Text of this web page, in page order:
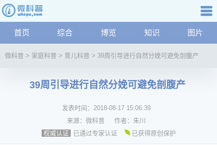
科普知识 航
首页 综合 博览 知识 图片
微科普 > 家庭科普 > 育儿科普 > 39周引导进行自然分娩可避免剖腹产
39周引导进行自然分娩可避免剖腹产
发表时间： 2018-08-17 15:06:39
来源： 微科普 作者： 朱川
权威认证
已通过专家认证 已获得原创保护